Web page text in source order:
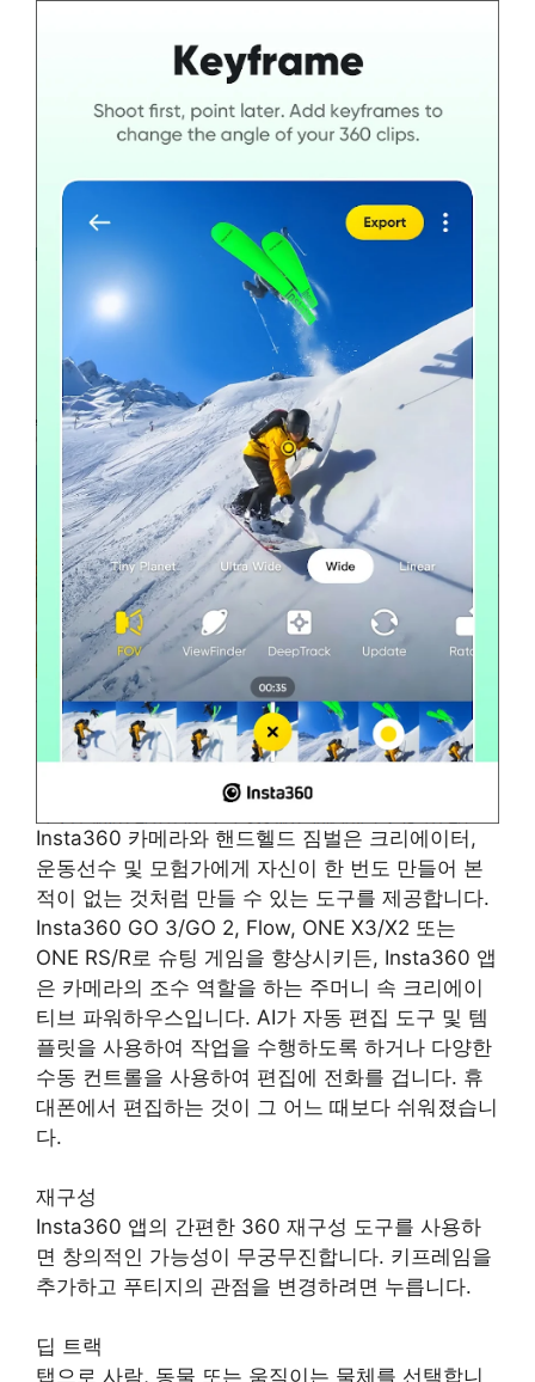
Insta360 카메라와 핸드헬드 짐벌은 크리에이터,
운동선수 및 모험가에게 자신이 한 번도 만들어 본
적이 없는 것처럼 만들 수 있는 도구를 제공합니다.
Insta360 GO 3/GO 2, Flow, ONE X3/X2 또는
ONE RS/R로 슈팅 게임을 향상시키든, Insta360 앱
은 카메라의 조수 역할을 하는 주머니 속 크리에이
티브 파워하우스입니다. AI가 자동 편집 도구 및 템
플릿을 사용하여 작업을 수행하도록 하거나 다양한
수동 컨트롤을 사용하여 편집에 전화를 겁니다. 휴
대폰에서 편집하는 것이 그 어느 때보다 쉬워졌습니
다.
재구성
Insta360 앱의 간편한 360 재구성 도구를 사용하
면 창의적인 가능성이 무궁무진합니다. 키프레임을
추가하고 푸티지의 관점을 변경하려면 누릅니다.
딥 트랙
탭으로 사람, 동물 또는 움직이는 물체를 선택합니